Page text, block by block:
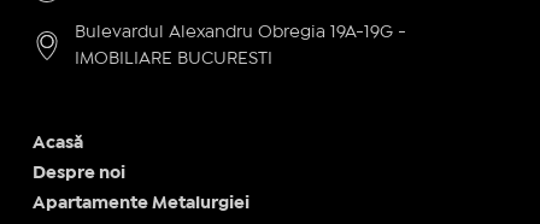
Bulevardul Alexandru Obregia 19A-19G -
IMOBILIARE BUCURESTI
Acasă
Despre noi
Apartamente Metalurgiei